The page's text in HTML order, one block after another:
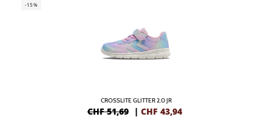
-15%
CROSSLITE GLITTER 2.0 JR
CHF 51,69 | CHF 43,94